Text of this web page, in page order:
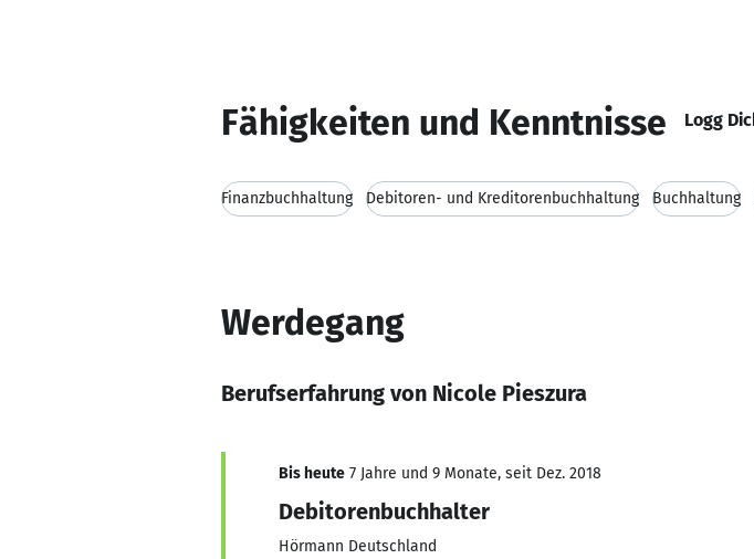
Fähigkeiten und Kenntnisse Logg
Finanzbuchhaltung Debitoren- und Kreditorenbuchhaltung Buchhaltung
Werdegang
Berufserfahrung von Nicole Pieszura
Bis heute 7 Jahre und 9 Monate, seit Dez. 2018
Debitorenbuchhalter
Hörmann Deutschland